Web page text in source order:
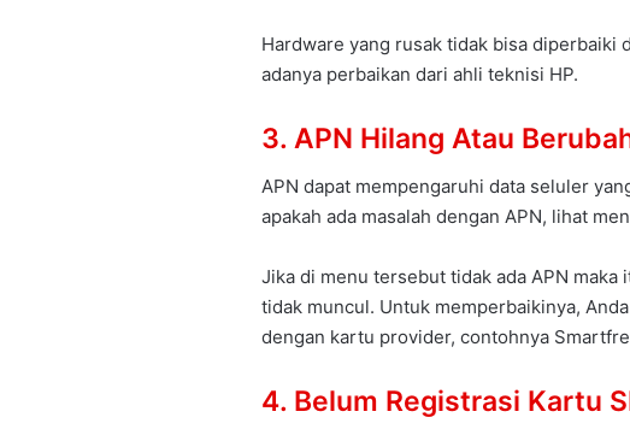
Hardware yang rusak tidak bisa diperbaiki
adanya perbaikan dari ahli teknisi HP.
3. APN Hilang Atau
APN dapat mempengaruhi data seluler
apakah ada masalah dengan APN, lihat
Jika di menu tersebut tidak ada APN
tidak muncul. Untuk memperbaikinya,
dengan kartu provider, contohnya
4. Belum Registrasi Kartu